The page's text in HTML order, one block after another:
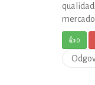
mercado
👍0